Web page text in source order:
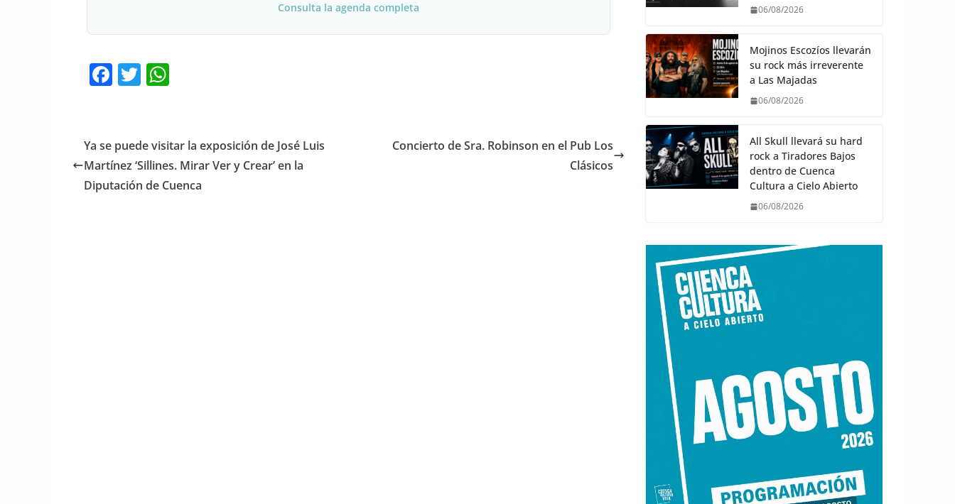
Consulta la agenda completa
F
e
b
o
T
er s
A
p
Ya se puede visitar la exposición de José Luis
Martínez ‘Sillines. Mirar Ver y Crear’ en la
Diputación de Cuenca
Concierto de Sra. Robinson en el Pub Los
Clásicos
06/08/2026
Mojinos Escozíos llevarán
su rock más irreverente
a Las Majadas
06/08/2026
All Skull llevará su hard
rock a Tiradores Bajos
dentro de Cuenca
Cultura a Cielo Abierto
06/08/2026